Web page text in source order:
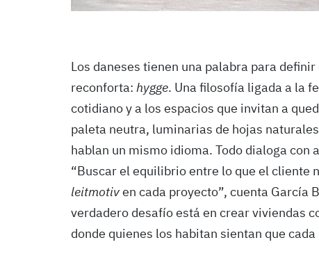
Los daneses tienen una palabra para
reconforta: hygge. Una filosofía ligada a la
cotidiano y a los espacios que invitan a
paleta neutra, luminarias de hojas
hablan un mismo idioma. Todo dialoga con
“Buscar el equilibrio entre lo que el cliente
leitmotiv en cada proyecto”, cuenta García
verdadero desafío está en crear viviendas
donde quienes los habitan sientan que